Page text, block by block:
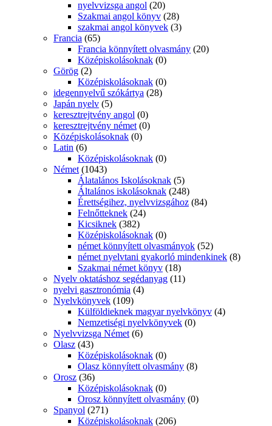
nyelvvizsga angol (20)
Szakmai angol könyv (28)
szakmai angol könyvek (3)
Francia (65)
Francia könnyített olvasmány (20)
Középiskolásoknak (0)
Görög (2)
Középiskolásoknak (0)
idegennyelvű szókártya (28)
Japán nyelv (5)
keresztrejtvény angol (0)
keresztrejtvény német (0)
Középiskolásoknak (0)
Latin (6)
Középiskolásoknak (0)
Német (1043)
Álatalános Iskolásoknak (5)
Általános iskolásoknak (248)
Érettségihez, nyelvvizsgához (84)
Felnőtteknek (24)
Kicsiknek (382)
Középiskolásoknak (0)
német könnyített olvasmányok (52)
német nyelvtani gyakorló mindenkinek (8)
Szakmai német könyv (18)
Nyelv oktatáshoz segédanyag (11)
nyelvi gasztronómia (4)
Nyelvkönyvek (109)
Külföldieknek magyar nyelvkönyv (4)
Nemzetiségi nyelvkönyvek (0)
Nyelvvizsga Német (6)
Olasz (43)
Középiskolásoknak (0)
Olasz könnyített olvasmány (8)
Orosz (36)
Középiskolásoknak (0)
Orosz könnyített olvasmány (0)
Spanyol (271)
Középiskolásoknak (206)